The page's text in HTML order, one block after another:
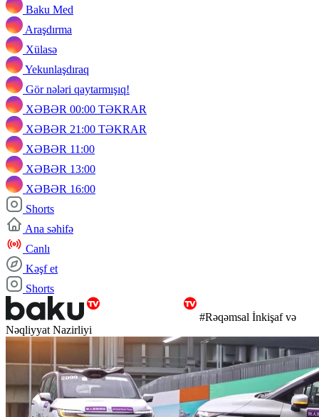
Baku Med
Araşdırma
Xülasə
Yekunlaşdıraq
Gör nələri qaytarmışıq!
XƏBƏR 00:00 TƏKRAR
XƏBƏR 21:00 TƏKRAR
XƏBƏR 11:00
XƏBƏR 13:00
XƏBƏR 16:00
Shorts
Ana səhifə
Canlı
Kəşf et
Shorts
#Rəqəmsal İnkişaf və
Nəqliyyat Nazirliyi